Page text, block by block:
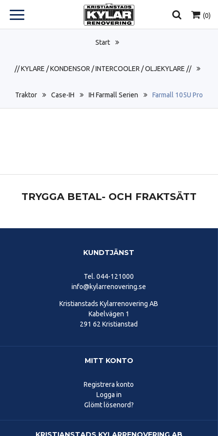
(0)
Start
// KYLARE / KONDENSOR / INTERCOOLER / OLJEKYLARE //
Traktor Case-IH IH Farmall Serien Farmall 105U Pro
TRYGGA BETAL- OCH FRAKTSÄTT
KUNDTJÄNST
Tel. 044-121000
info@kylarrenovering.se
Kristianstads Kylarrenovering AB
Kabelvägen 1
291 62 Kristianstad
MITT KONTO
Registrera konto
Logga in
Glömt lösenord?